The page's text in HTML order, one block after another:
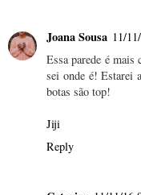
Joana Sousa 11/
Essa parede é mais
sei onde é! Estarei
botas são top!
Jiji
Reply